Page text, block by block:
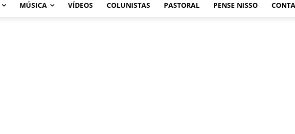
MÚSICA VÍDEOS COLUNISTAS PASTORAL PENSE NISSO